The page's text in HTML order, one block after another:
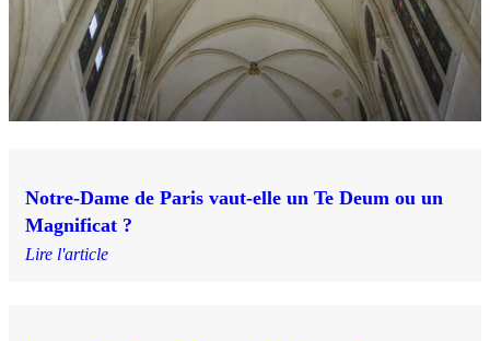
Notre-Dame de Paris vaut-elle un Te Deum ou un
Magnificat ?
Lire l'article